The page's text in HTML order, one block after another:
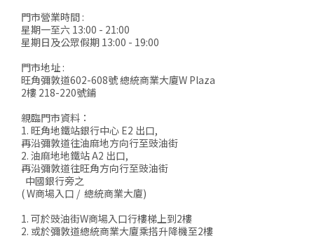
門市營業時間 :
星期一至六 13:00 - 21:00
星期日及公眾假期 13:00 - 19:00
門市地址 :
旺角彌敦道602-608號 總統商業大廈W Plaza
2樓 218-220號鋪
親臨門市資料：
1. 旺角地鐵站銀行中心 E2 出口,
再沿彌敦道往油麻地方向行至豉油街
2. 油麻地地鐵站 A2 出口,
再沿彌敦道往旺角方向行至豉油街
中國銀行旁之
( W商場入口 / 總統商業大廈)
1. 可於豉油街W商場入口行樓梯上到2樓
2. 或於彌敦道總統商業大廈乘搭升降機至2樓